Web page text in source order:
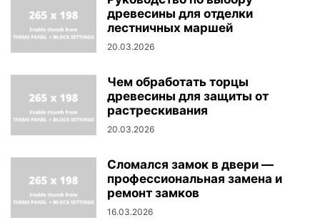
древесины для отделки
лестничных маршей
20.03.2026
Чем обработать торцы
древесины для защиты от
растрескивания
20.03.2026
Сломался замок в двери —
профессиональная замена и
ремонт замков
16.03.2026